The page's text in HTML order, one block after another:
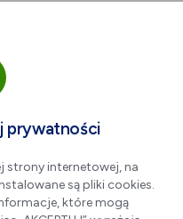
prywatności
strony internetowej, na
są pliki cookies.
które mogą